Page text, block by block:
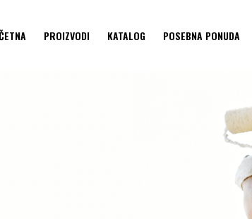
PROIZVODI KATALOG POSEBNA PONUDA